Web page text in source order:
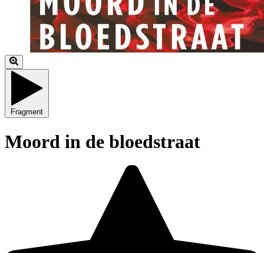
Fragment
Moord in de bloedstraat